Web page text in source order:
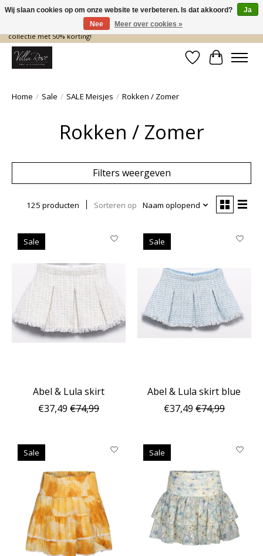
De nieuwe collectie komt eraan… en wij maken ruimte! Shop nu de zomer
collectie met 50% korting!
Verlanglijst
Home / Sale / SALE Meisjes / Rokken / Zomer
Rokken / Zomer
Filters weergeven
125 producten Sorteren op Naam oplopend
Sale
Abel & Lula skirt
€37,49 €74,99
Sale
Abel & Lula skirt blue
€37,49 €74,99
Sale Sale
Wij slaan cookies op om onze website te verbeteren. Is dat akkoord?
Ja
Nee
Meer over cookies »